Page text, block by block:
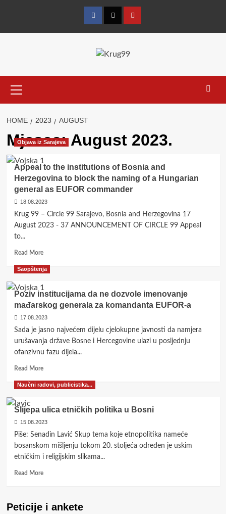
FacebookTwitterYouTube
Menu
HOME 2023 AUGUST
Mjesec:August 2023.
Objava iz Sarajeva
Appeal to the institutions of Bosnia and
Herzegovina to block the naming of a Hungarian
general as EUFOR commander
18.08.2023
Krug 99 – Circle 99 Sarajevo, Bosnia and Herzegovina 17
August 2023 - 37 ANNOUNCEMENT OF CIRCLE 99 Appeal
to...
Read MoreRead
about
to
institutions
of
Bosnia
and
Herzegovina
block
naming</strong>
general
as
EUFOR
commander</strong>
Saopštenja
Poziv institucijama da ne dozvole imenovanje
mađarskog generala za komandanta EUFOR-a
17.08.2023
Sada je jasno najvećem dijelu cjelokupne javnosti da namjera
urušavanja države Bosne i Hercegovine ulazi u posljednju
ofanzivnu fazu dijela...
Read MoreRead
about
institucijama
ne
dozvole
imenovanje
mađarskog
za
Naučni radovi, publicistika...
Slijepa ulica etničkih politika u Bosni
15.08.2023
Piše: Senadin Lavić Skup tema koje etnopolitika nameće
bosanskom mišljenju tokom 20. stoljeća određen je uskim
etničkim i religijskim slikama...
Read MoreRead
ulica
Peticije i ankete